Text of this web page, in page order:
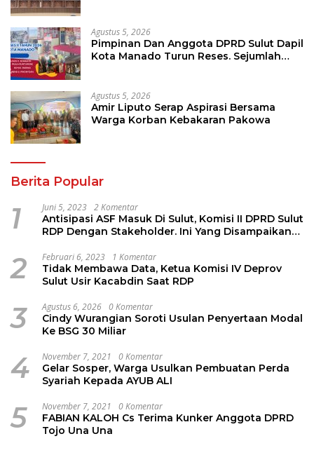
Agustus 5, 2026
Pimpinan Dan Anggota DPRD Sulut Dapil
Kota Manado Turun Reses. Sejumlah
Agustus 5, 2026
Amir Liputo Serap Aspirasi Bersama
Warga Korban Kebakaran Pakowa
Berita Popular
1 Juni 5, 2023 2 Komentar
Antisipasi ASF Masuk Di Sulut, Komisi II DPRD Sulut
RDP Dengan Stakeholder. Ini Yang Disampaikan
2 Februari 6, 2023 1 Komentar
Tidak Membawa Data, Ketua Komisi IV Deprov
Sulut Usir Kacabdin Saat RDP
3 Agustus 6, 2026 0 Komentar
Cindy Wurangian Soroti Usulan Penyertaan Modal
Ke BSG 30 Miliar
4 November 7, 2021 0 Komentar
Gelar Sosper, Warga Usulkan Pembuatan Perda
Syariah Kepada AYUB ALI
5 November 7, 2021 0 Komentar
FABIAN KALOH Cs Terima Kunker Anggota DPRD
Tojo Una Una